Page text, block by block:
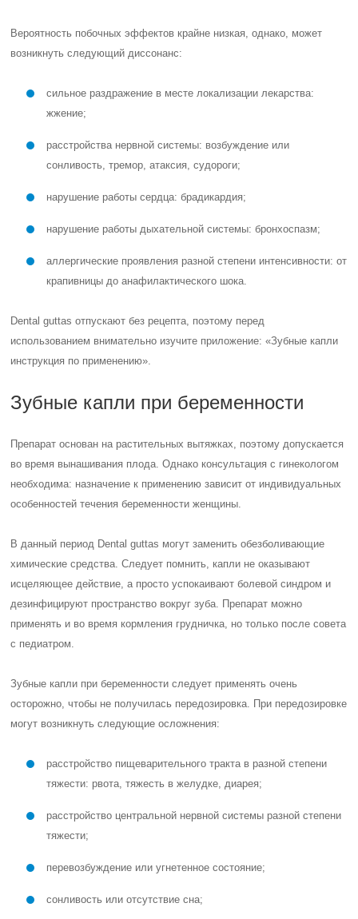
Вероятность побочных эффектов крайне низкая, однако, может
возникнуть следующий диссонанс:
сильное раздражение в месте локализации лекарства:
жжение;
расстройства нервной системы: возбуждение или
сонливость, тремор, атаксия, судороги;
нарушение работы сердца: брадикардия;
нарушение работы дыхательной системы: бронхоспазм;
аллергические проявления разной степени интенсивности: от
крапивницы до анафилактического шока.
Dental guttas отпускают без рецепта, поэтому перед
использованием внимательно изучите приложение: «Зубные капли
инструкция по применению».
Зубные капли при беременности
Препарат основан на растительных вытяжках, поэтому допускается
во время вынашивания плода. Однако консультация с гинекологом
необходима: назначение к применению зависит от индивидуальных
особенностей течения беременности женщины.
В данный период Dental guttas могут заменить обезболивающие
химические средства. Следует помнить, капли не оказывают
исцеляющее действие, а просто успокаивают болевой синдром и
дезинфицируют пространство вокруг зуба. Препарат можно
применять и во время кормления грудничка, но только после совета
с педиатром.
Зубные капли при беременности следует применять очень
осторожно, чтобы не получилась передозировка. При передозировке
могут возникнуть следующие осложнения:
расстройство пищеварительного тракта в разной степени
тяжести: рвота, тяжесть в желудке, диарея;
расстройство центральной нервной системы разной степени
тяжести;
перевозбуждение или угнетенное состояние;
сонливость или отсутствие сна;